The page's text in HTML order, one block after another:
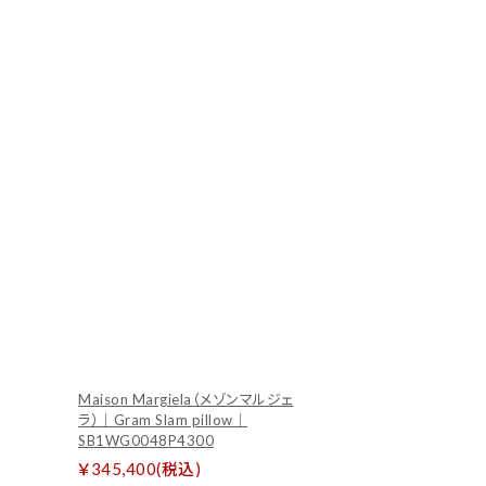
Maison Margiela（メゾンマルジェ
ラ）｜Gram Slam pillow｜
SB1WG0048P4300
￥345,400(税込)